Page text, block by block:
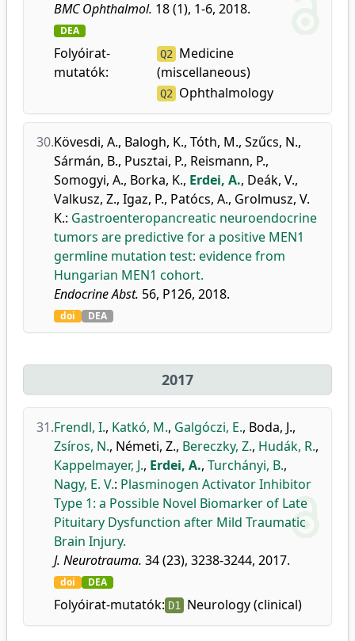
BMC Ophthalmol. 18 (1), 1-6, 2018.
DEA
Folyóirat-
mutatók:
Q2
Medicine
(miscellaneous)
Q2 Ophthalmology
30.Kövesdi, A., Balogh, K., Tóth, M., Szűcs, N.,
Sármán, B., Pusztai, P., Reismann, P.,
Somogyi, A., Borka, K., Erdei, A., Deák, V.,
Valkusz, Z., Igaz, P., Patócs, A., Grolmusz, V.
K.: Gastroenteropancreatic neuroendocrine
tumors are predictive for a positive MEN1
germline mutation test: evidence from
Hungarian MEN1 cohort.
Endocrine Abst. 56, P126, 2018.
doi DEA
2017
31.Frendl, I., Katkó, M., Galgóczi, E., Boda, J.,
Zsíros, N., Németi, Z., Bereczky, Z., Hudák, R.,
Kappelmayer, J., Erdei, A., Turchányi, B.,
Nagy, E. V.: Plasminogen Activator Inhibitor
Type 1: a Possible Novel Biomarker of Late
Pituitary Dysfunction after Mild Traumatic
Brain Injury.
J. Neurotrauma. 34 (23), 3238-3244, 2017.
doi DEA
Folyóirat-mutatók: D1 Neurology (clinical)